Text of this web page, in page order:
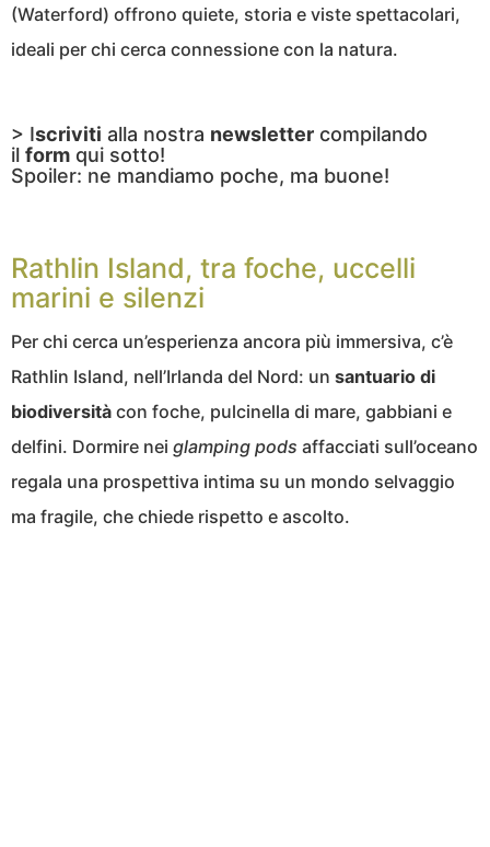
(Waterford) offrono quiete, storia e viste spettacolari,
ideali per chi cerca connessione con la natura.
> Iscriviti alla nostra newsletter compilando
il form qui sotto!
Spoiler: ne mandiamo poche, ma buone!
Rathlin Island, tra foche, uccelli
marini e silenzi
Per chi cerca un’esperienza ancora più immersiva, c’è
Rathlin Island, nell’Irlanda del Nord: un santuario di
biodiversità con foche, pulcinella di mare, gabbiani e
delfini. Dormire nei glamping pods affacciati sull’oceano
regala una prospettiva intima su un mondo selvaggio
ma fragile, che chiede rispetto e ascolto.